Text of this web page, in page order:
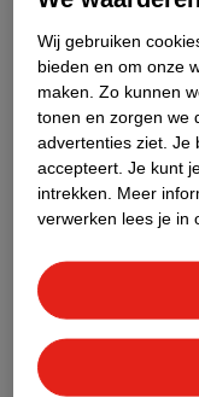
Rusteloze benen
Rusteloze benen zijn
avonds of als je
Syndrome genoemd.
zwaar aanvoelen,
Even opstaan of
terug. Veel mensen
met slapen. Een
korte wandeling of
benen tot rust
slim om een arts om
Wij gebruiken
bieden en om onze
maken. Zo kunnen
tonen en zorgen we
advertenties ziet. Je
accepteert. Je kunt
intrekken.
Meer
verwerken lees je in